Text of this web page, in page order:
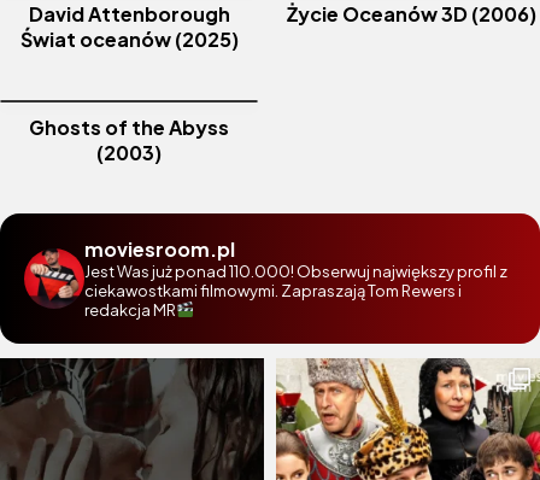
David Attenborough
Świat oceanów (2025)
Życie Oceanów 3D (2006)
Ghosts of the Abyss
(2003)
moviesroom.pl
Jest Was już ponad 110.000! Obserwuj największy profil z
ciekawostkami filmowymi. Zapraszają Tom Rewers i
redakcja MR